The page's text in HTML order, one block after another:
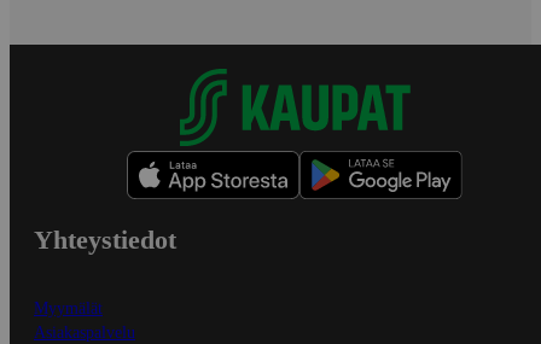
Yhteystiedot
Myymälät
Asiakaspalvelu